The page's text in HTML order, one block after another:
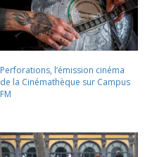
Perforations, l’émission cinéma
de la Cinémathèque sur Campus
FM